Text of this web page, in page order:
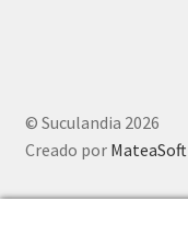
© Suculandia 2026
Creado por MateaSoft